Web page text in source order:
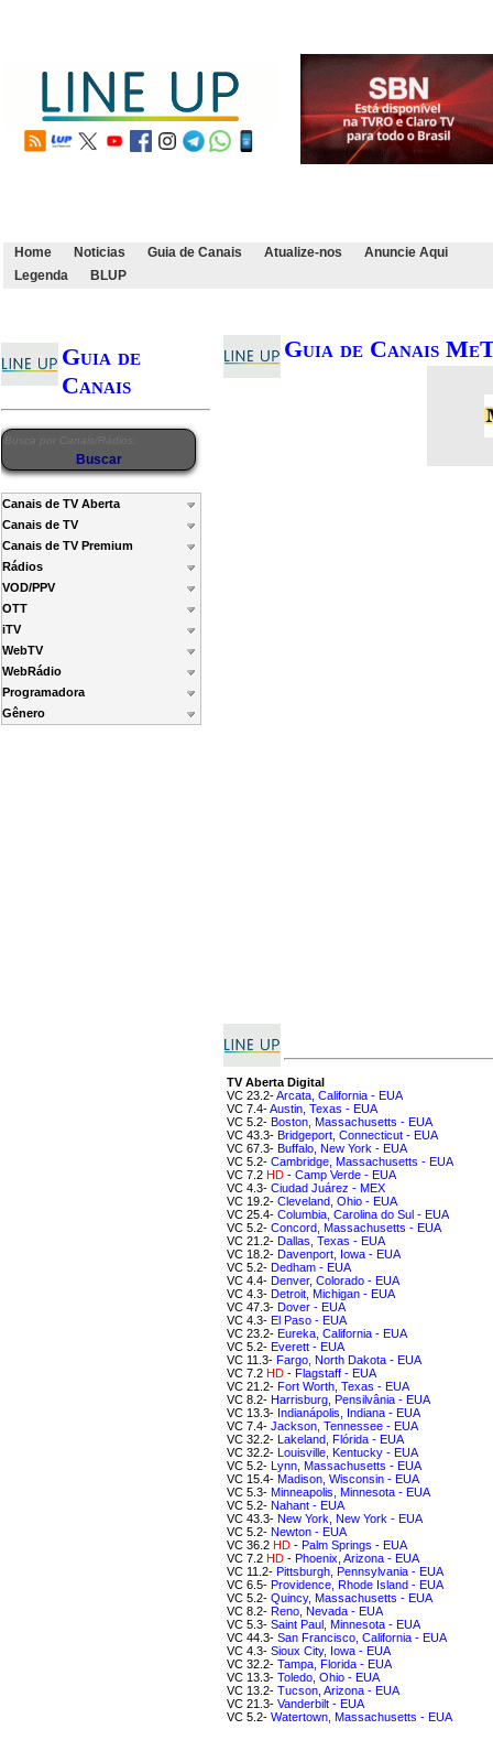
Home Noticias Guia de Canais Atualize-nos
Anuncie Aqui
Legenda
BLUP
Guia de
Canais
Canais de TV Aberta
Canais de TV
Canais de TV Premium
Rádios
VOD/PPV
OTT
iTV
WebTV
WebRádio
Programadora
Gênero
Guia de Canais
TV Aberta Digital
VC 23.2-Arcata, California - EUA
VC 7.4-Austin, Texas - EUA
VC 5.2- Boston, Massachusetts - EUA
VC 43.3- Bridgeport, Connecticut - EUA
VC 67.3- Buffalo, New York - EUA
VC 5.2- Cambridge, Massachusetts - EUA
VC 7.2 HD - Camp Verde - EUA
VC 4.3- Ciudad Juárez - MEX
VC 19.2- Cleveland, Ohio - EUA
VC 25.4- Columbia, Carolina do Sul - EUA
VC 5.2- Concord, Massachusetts - EUA
VC 21.2- Dallas, Texas - EUA
VC 18.2- Davenport, Iowa - EUA
VC 5.2- Dedham - EUA
VC 4.4- Denver, Colorado - EUA
VC 4.3- Detroit, Michigan - EUA
VC 47.3- Dover - EUA
VC 4.3- El Paso - EUA
VC 23.2- Eureka, California - EUA
VC 5.2- Everett - EUA
VC 11.3- Fargo, North Dakota - EUA
VC 7.2 HD - Flagstaff - EUA
VC 21.2- Fort Worth, Texas - EUA
VC 8.2- Harrisburg, Pensilvânia - EUA
VC 13.3- Indianápolis, Indiana - EUA
VC 7.4- Jackson, Tennessee - EUA
VC 32.2- Lakeland, Flórida - EUA
VC 32.2- Louisville, Kentucky - EUA
VC 5.2- Lynn, Massachusetts - EUA
VC 15.4- Madison, Wisconsin - EUA
VC 5.3- Minneapolis, Minnesota - EUA
VC 5.2- Nahant - EUA
VC 43.3- New York, New York - EUA
VC 5.2- Newton - EUA
VC 36.2 HD - Palm Springs - EUA
VC 7.2 HD - Phoenix, Arizona - EUA
VC 11.2- Pittsburgh, Pennsylvania - EUA
VC 6.5- Providence, Rhode Island - EUA
VC 5.2- Quincy, Massachusetts - EUA
VC 8.2- Reno, Nevada - EUA
VC 5.3- Saint Paul, Minnesota - EUA
VC 44.3- San Francisco, California - EUA
VC 4.3- Sioux City, Iowa - EUA
VC 32.2- Tampa, Florida - EUA
VC 13.3- Toledo, Ohio - EUA
VC 13.2- Tucson, Arizona - EUA
VC 21.3- Vanderbilt - EUA
VC 5.2- Watertown, Massachusetts - EUA